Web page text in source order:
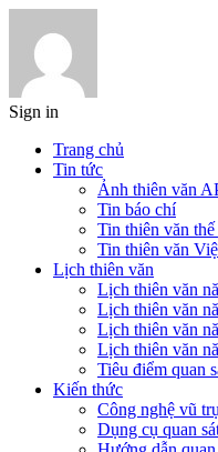
Sign in
Trang chủ
Tin tức
Ảnh thiên văn
Tin báo chí
Tin thiên văn
Tin thiên văn
Lịch thiên văn
Lịch thiên văn
Lịch thiên văn
Lịch thiên văn
Lịch thiên văn
Tiêu điểm quan
Kiến thức
Công nghệ vũ trụ
Dụng cụ quan